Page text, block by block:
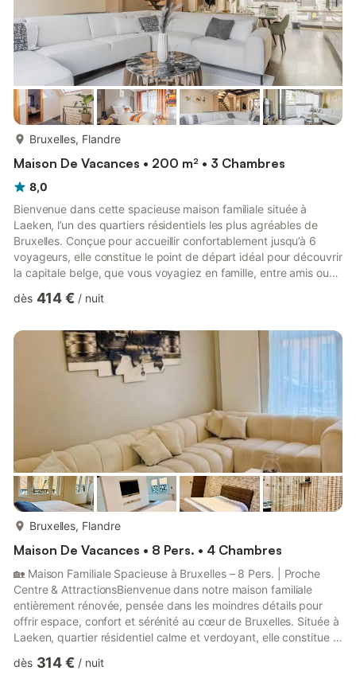
Bruxelles, Flandre
Maison De Vacances • 200 m² • 3 Chambres
8,0
Bienvenue dans cette spacieuse maison familiale située à
Laeken, l’un des quartiers résidentiels les plus agréables de
Bruxelles. Conçue pour accueillir confortablement jusqu’à 6
voyageurs, elle constitue le point de départ idéal pour découvrir
la capitale belge, que vous voyagiez en famille, entre amis ou
arrivée, vous apprécierez le confort d’une maison entièrement
voitures, un avantage particulièrement apprécié à Bruxelles.
L’entrée autonome grâce à une boîte à clés sécurisée ...
dès 414 € / nuit
Bruxelles, Flandre
Maison De Vacances • 8 Pers. • 4 Chambres
🏡 Maison Familiale Spacieuse à Bruxelles – 8 Pers. | Proche
Centre & AttractionsBienvenue dans notre maison familiale
entièrement rénovée, pensée dans les moindres détails pour
offrir espace, confort et sérénité au cœur de Bruxelles. Située à
Laeken, quartier résidentiel calme et verdoyant, elle constitue le
profitant d’un environnement paisible. Parfaite pour familles,
dès 314 € / nuit